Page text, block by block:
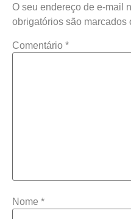
O seu endereço de e-mail
obrigatórios são marcados
Comentário *
Nome *